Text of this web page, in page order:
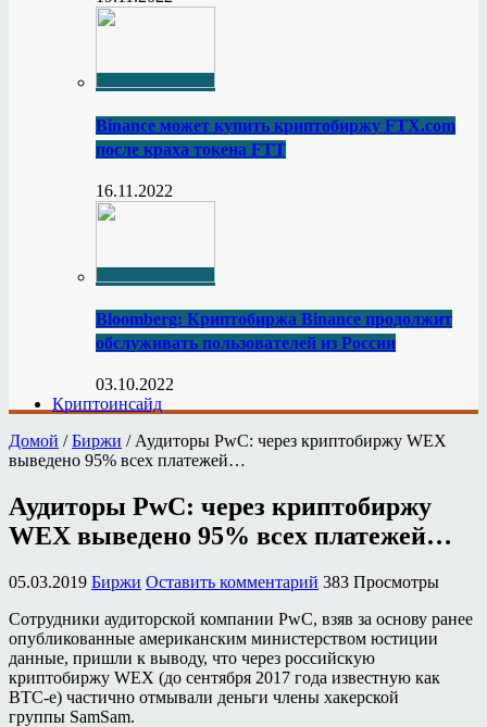
Binance может купить криптобиржу FTX.com
после краха токена FTT
16.11.2022
Bloomberg: Криптобиржа Binance продолжит
обслуживать пользователей из России
03.10.2022
Криптоинсайд
Домой / Биржи / Аудиторы PwC: через криптобиржу WEX
выведено 95% всех платежей…
Аудиторы PwC: через криптобиржу
WEX выведено 95% всех платежей…
05.03.2019 Биржи Оставить комментарий 383 Просмотры
Сотрудники аудиторской компании PwC, взяв за основу ранее
опубликованные американским министерством юстиции
данные, пришли к выводу, что через российскую
криптобиржу WEX (до сентября 2017 года известную как
BTC-e) частично отмывали деньги члены хакерской
группы SamSam.